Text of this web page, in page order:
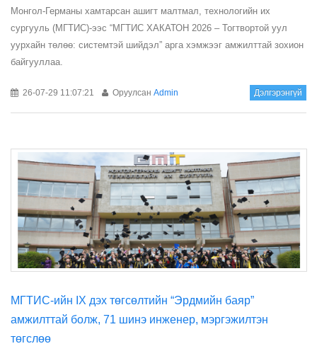
Монгол-Германы хамтарсан ашигт малтмал, технологийн их
сургууль (МГТИС)-ээс “МГТИС ХАКАТОН 2026 – Тогтвортой уул
уурхайн төлөө: системтэй шийдэл” арга хэмжээг амжилттай зохион
байгууллаа.
26-07-29 11:07:21 Оруулсан Admin Дэлгэрэнгүй
МГТИС-ийн IX дэх төгсөлтийн “Эрдмийн баяр”
амжилттай болж, 71 шинэ инженер, мэргэжилтэн
төгслөө